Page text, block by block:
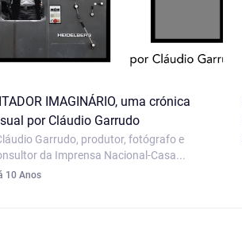
IMAGINÁRIO, uma crónica
por Cláudio Garrudo
Garrudo, produtor, fotógrafo e
da Imprensa Nacional-Casa...
10 Anos